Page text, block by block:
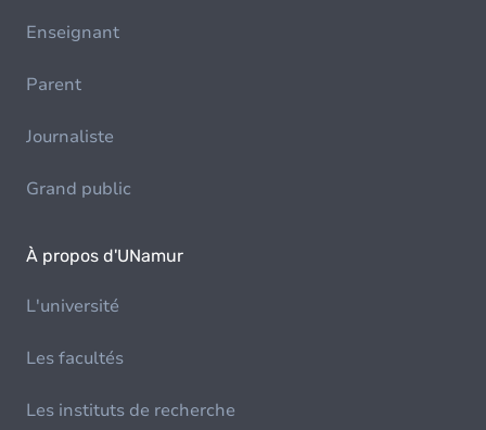
Enseignant
Parent
Journaliste
Grand public
À propos d'UNamur
L'université
Les facultés
Les instituts de recherche